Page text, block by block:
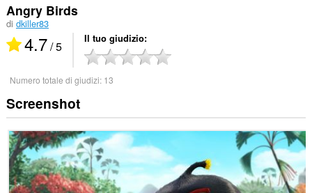
Angry Birds
di dkiller83
4.7/ 5 Il tuo giudizio
Numero totale di giudizi: 13
Screenshot